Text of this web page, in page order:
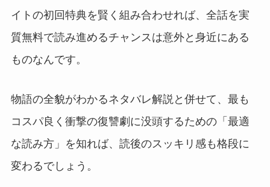
イトの初回特典を賢く組み合わせれば、全話を実
質無料で読み進めるチャンスは意外と身近にある
ものなんです。
物語の全貌がわかるネタバレ解説と併せて、最も
コスパ良く衝撃の復讐劇に没頭するための「最適
な読み方」を知れば、読後のスッキリ感も格段に
変わるでしょう。